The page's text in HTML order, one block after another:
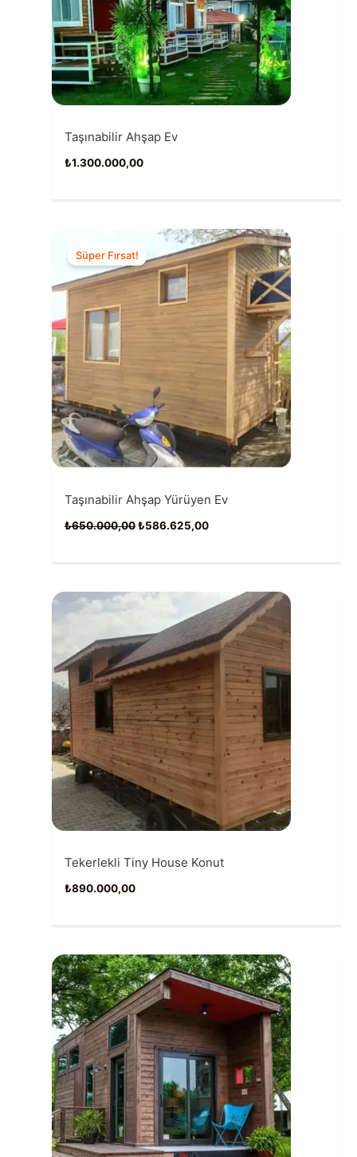
Taşınabilir Ahşap Ev
₺1.300.000,00
Süper Fırsat!
Taşınabilir Ahşap Yürüyen Ev
₺650.000,00Orijinal
fiyat:
₺586.625,00Şu
Tekerlekli Tiny House Konut
₺890.000,00